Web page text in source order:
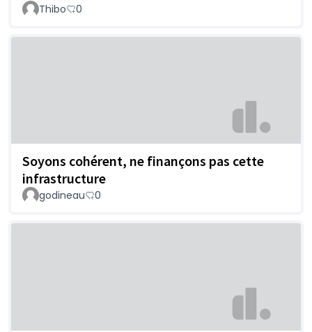
Thibo 0
Soyons cohérent, ne finançons pas cette
infrastructure
godineau 0